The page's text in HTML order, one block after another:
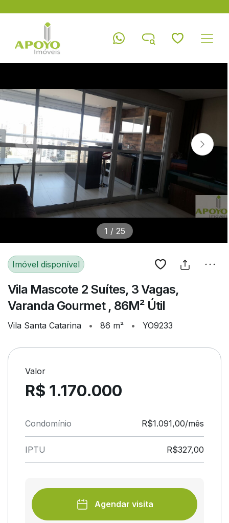
1 / 25
Imóvel disponível
Vila Mascote 2 Suítes, 3 Vagas,
Varanda Gourmet , 86M² Útil
Vila Santa Catarina • 86 m² • YO9233
Valor
R$ 1.170.000
Condomínio R$1.091,00/mês
IPTU R$327,00
Agendar visita